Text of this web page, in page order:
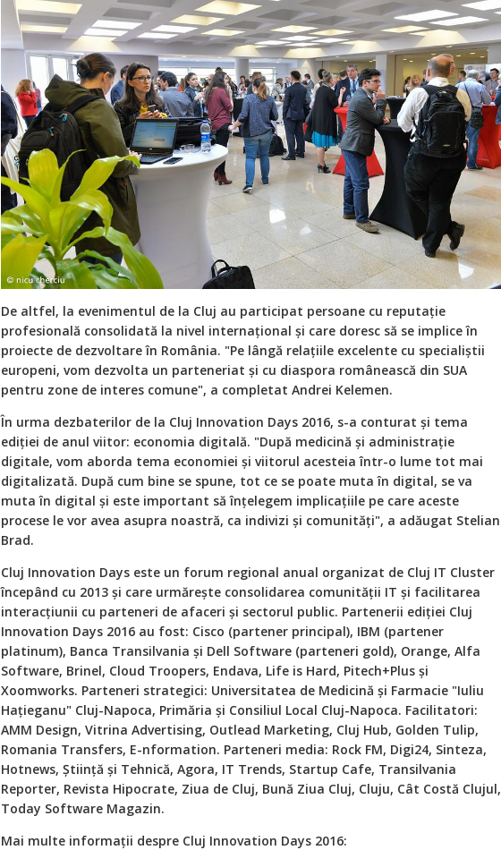
De altfel, la evenimentul de la Cluj au participat persoane cu reputație
profesională consolidată la nivel internațional și care doresc să se implice în
proiecte de dezvoltare în România. "Pe lângă relațiile excelente cu specialiștii
europeni, vom dezvolta un parteneriat și cu diaspora românească din SUA
pentru zone de interes comune", a completat Andrei Kelemen.
În urma dezbaterilor de la Cluj Innovation Days 2016, s-a conturat și tema
ediției de anul viitor: economia digitală. "După medicină și administrație
digitale, vom aborda tema economiei și viitorul acesteia într-o lume tot mai
digitalizată. După cum bine se spune, tot ce se poate muta în digital, se va
muta în digital și este important să înțelegem implicațiile pe care aceste
procese le vor avea asupra noastră, ca indivizi și comunități", a adăugat Stelian
Brad.
Cluj Innovation Days este un forum regional anual organizat de Cluj IT Cluster
începând cu 2013 și care urmărește consolidarea comunității IT și facilitarea
interacțiunii cu parteneri de afaceri și sectorul public. Partenerii ediției Cluj
Innovation Days 2016 au fost: Cisco (partener principal), IBM (partener
platinum), Banca Transilvania și Dell Software (parteneri gold), Orange, Alfa
Software, Brinel, Cloud Troopers, Endava, Life is Hard, Pitech+Plus și
Xoomworks. Parteneri strategici: Universitatea de Medicină și Farmacie "Iuliu
Hațieganu" Cluj-Napoca, Primăria și Consiliul Local Cluj-Napoca. Facilitatori:
AMM Design, Vitrina Advertising, Outlead Marketing, Cluj Hub, Golden Tulip,
Romania Transfers, E-nformation. Parteneri media: Rock FM, Digi24, Sinteza,
Hotnews, Știință și Tehnică, Agora, IT Trends, Startup Cafe, Transilvania
Reporter, Revista Hipocrate, Ziua de Cluj, Bună Ziua Cluj, Cluju, Cât Costă Clujul,
Today Software Magazin.
Mai multe informații despre Cluj Innovation Days 2016: